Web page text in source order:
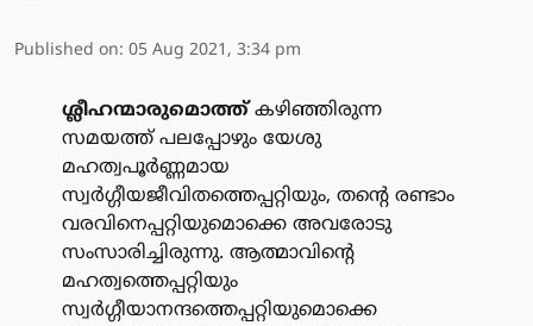
Published on: 05 Aug 2021, 3:34 pm
ശ്ലീഹന്മാരുമൊത്ത്കഴിഞ്ഞിരുന്ന
സമയത്ത് പലപ്പോഴും യേശു
മഹത്വപൂര്‍ണ്ണമായ
സ്വര്‍ഗ്ഗീയജീവിതത്തെപ്പറ്റിയും, തന്റെ രണ്ടാം
വരവിനെപ്പറ്റിയുമൊക്കെ അവരോടു
സംസാരിച്ചിരുന്നു. ആത്മാവിന്റെ
മഹത്വത്തെപ്പറ്റിയും
സ്വര്‍ഗ്ഗീയാനന്ദത്തെപ്പറ്റിയുമൊക്കെ